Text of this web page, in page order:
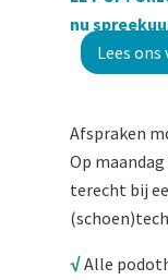
nu
Lees
Afspraken
Op
terecht bij
√Alle